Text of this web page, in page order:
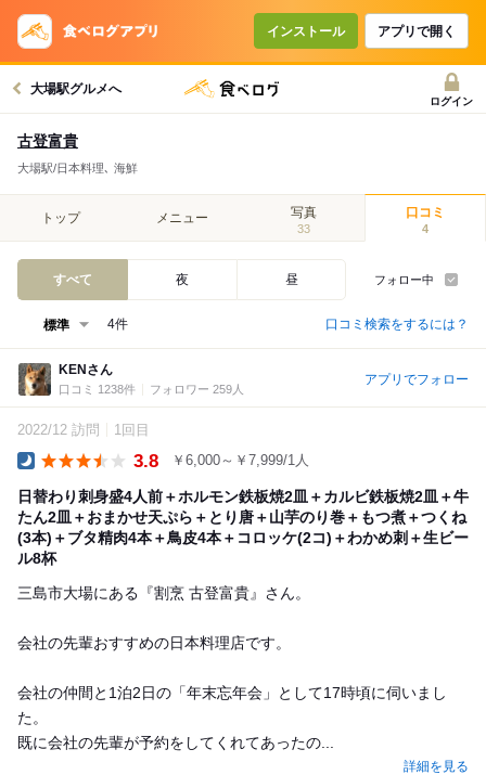
インストール アプリで開く
大場駅グルメへ
ログイン
古登富貴
大場駅/日本料理､ 海鮮
トップ メニュー 写真
33
口コミ
4
すべて 夜 昼 フォロー中
4件 口コミ検索をするには？
KENさん
口コミ 1238件 フォロワー 259人
アプリでフォロー
2022/12 訪問 1回目
3.8 ￥6,000～￥7,999/1人
日替わり刺身盛4人前＋ホルモン鉄板焼2皿＋カルビ鉄板焼2皿＋牛
たん2皿＋おまかせ天ぷら＋とり唐＋山芋のり巻＋もつ煮＋つくね
(3本)＋ブタ精肉4本＋鳥皮4本＋コロッケ(2コ)＋わかめ刺＋生ビー
ル8杯
三島市大場にある『割烹 古登富貴』さん。
会社の先輩おすすめの日本料理店です。
会社の仲間と1泊2日の「年末忘年会」として17時頃に伺いまし
た。
既に会社の先輩が予約をしてくれてあったの...
詳細を見る